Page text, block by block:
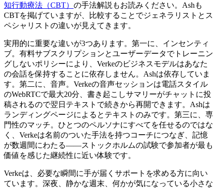
知行動療法（CBT） の手法解説もお読みください。Ashも
CBTを掲げていますが、比較することでジェネラリストとス
ペシャリストの違いが見えてきます。
実用的に重要な違いが3つあります。第一に、インセンティ
ブ。有料サブスクリプションとユーザーデータでトレーニン
グしないポリシーにより、Verkeのビジネスモデルはあなた
の会話を保持することに依存しません。Ashは依存していま
す。第二に、音声。Verkeの音声セッションは電話スタイル
のWebRTCで最大20分、書き起こしサマリーがチャットに投
稿されるので翌日テキストで続きから再開できます。Ashは
ランディングページによるとテキストのみです。第三に、専
門性のマッチ。ひとつのペルソナにすべてを任せるのではな
く、Verkeは名前のついた手法を持つコーチにつなぎ、記憶
が数週間にわたる——ストックホルムの試験で参加者が最も
価値を感じた継続性に近い体験です。
Verkeは、必要な瞬間に手が届くサポートを求める方に向い
ています。深夜、静かな週末、何かが気になっている小さな